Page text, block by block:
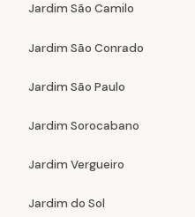
Jardim São Camilo
Jardim São Conrado
Jardim São Paulo
Jardim Sorocabano
Jardim Vergueiro
Jardim do Sol